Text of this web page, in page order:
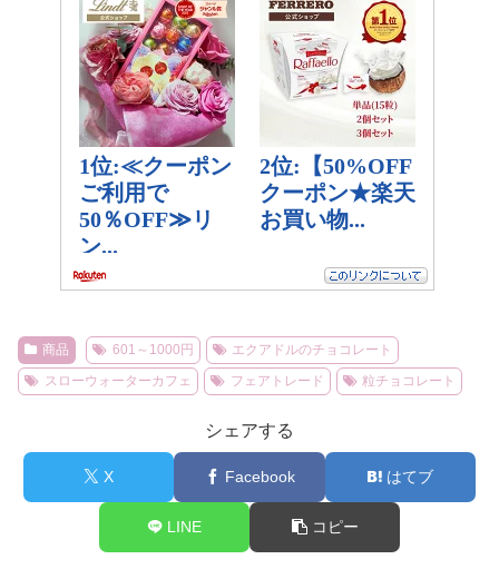
商品 601～1000円
エクアドルのチョコレート
スローウォーターカフェ
フェアトレード 粒チョコレート
シェアする
X Facebook はてブ
LINE コピー